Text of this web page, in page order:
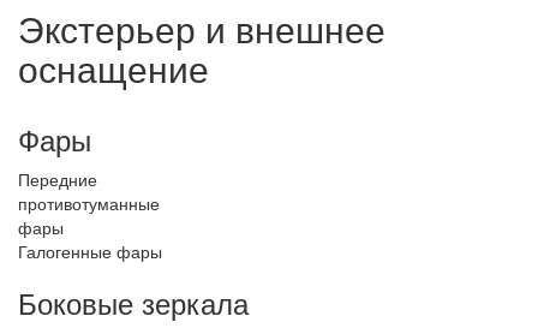
Экстерьер и внешнее
оснащение
Фары
Передние
противотуманные
фары
Галогенные фары
Боковые зеркала